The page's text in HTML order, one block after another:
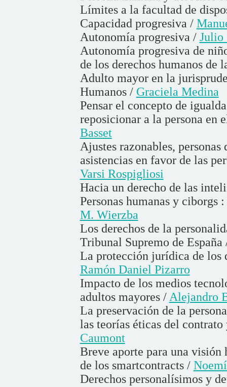
Límites a la facultad de
Capacidad progresiva /
Autonomía progresiva / Julio
Autonomía progresiva de
de los derechos humanos de
Adulto mayor en la
Humanos / Graciela Medina
Pensar el concepto de
reposicionar a la persona en
Basset
Ajustes razonables,
asistencias en favor de las
Varsi Rospigliosi
Hacia un derecho de las
Personas humanas y
M. Wierzba
Los derechos de la
Tribunal Supremo de
La protección jurídica de los
Ramón Daniel Pizarro
Impacto de los medios
adultos mayores / Alejandro
La preservación de la
las teorías éticas del
Caumont
Breve aporte para una visión
de los smartcontracts /
Derechos personalísimos y